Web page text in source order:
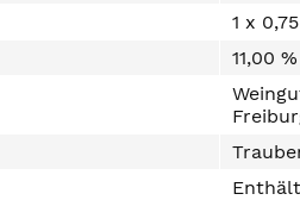
1 x
11,00 %